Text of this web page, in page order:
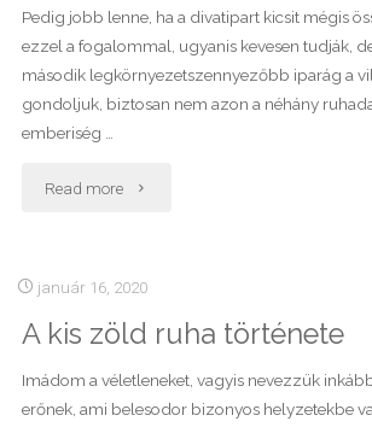
kihívás
a
építésében?"
Pedig jobb lenne, ha a divatipart kicsit mégis
ezzel a fogalommal, ugyanis kevesen tudják,
második legkörnyezetszennyezőbb iparág a
gondoljuk, biztosan nem azon a néhány
emberiség …
Read more "Divatipar
hatásai"
január 16, 2020
A kis zöld ruha története
Imádom a véletleneket, vagyis nevezzük
erőnek, ami belesodor bizonyos helyzetekbe